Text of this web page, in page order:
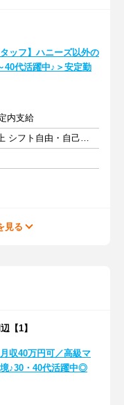
ッフ】ハニーズ以外の
代活躍中♪＞安定勤
内支給
週2日以上 1日2時間以上 シフト自由・自己申告
見る
【1】
収40万円可／高級マ
♪30・40代活躍中◎